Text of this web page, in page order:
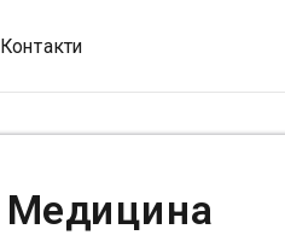
Контакти
Медицина